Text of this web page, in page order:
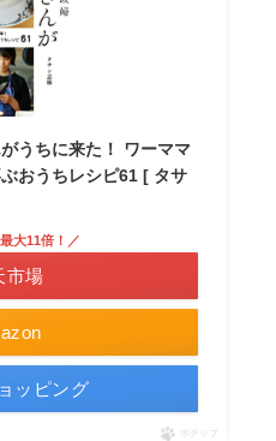
うちに来た！ ワーママ
おうちレシピ61 [ タサ
大11倍！／
市場
ッピング
ポチップ